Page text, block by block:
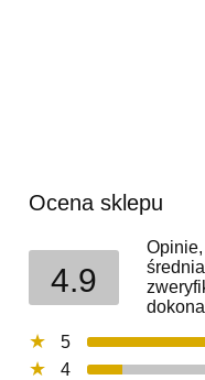
Ocena sklepu
4.9
5
4